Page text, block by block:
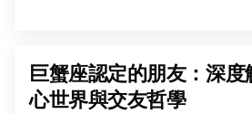
巨蟹座認定的朋友：深
心世界與交友哲學